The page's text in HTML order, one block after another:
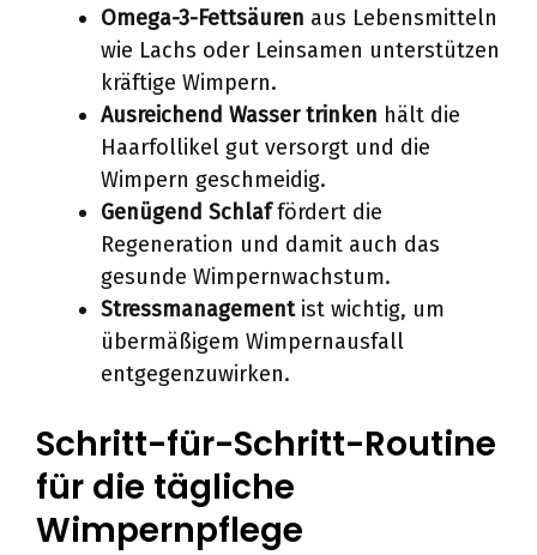
Omega-3-Fettsäuren aus Lebensmitteln
wie Lachs oder Leinsamen unterstützen
kräftige Wimpern.
Ausreichend Wasser trinken hält die
Haarfollikel gut versorgt und die
Wimpern geschmeidig.
Genügend Schlaffördert die
Regeneration und damit auch das
gesunde Wimpernwachstum.
Stressmanagementist wichtig, um
übermäßigem Wimpernausfall
entgegenzuwirken.
Schritt-für-Schritt-Routine
für die tägliche
Wimpernpflege